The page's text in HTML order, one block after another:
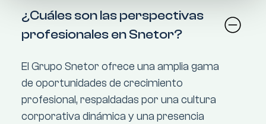
¿Cuáles son las perspectivas
profesionales en Snetor?
El Grupo Snetor ofrece una amplia gama
de oportunidades de crecimiento
profesional, respaldadas por una cultura
corporativa dinámica y una presencia